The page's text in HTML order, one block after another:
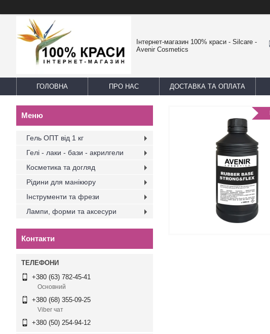
Інтернет-магазин 100% краси - Silcare -
Avenir Cosmetics
ГОЛОВНА ПРО НАС ДОСТАВКА ТА ОПЛАТА
Гель ОПТ від 1 кг
Гелі - лаки - бази - акрилгели
Косметика та догляд
Рідини для манікюру
Інструменти та фрези
Лампи, форми та аксесури
Контакти
+380 (63) 782-45-41
Основний
+380 (68) 355-09-25
Viber чат
+380 (50) 254-94-12